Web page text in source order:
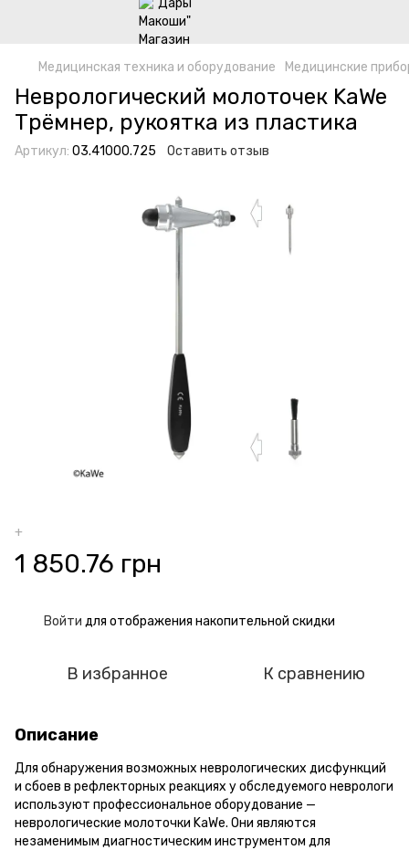
Медицинская техника и оборудование Медицинские
Неврологический молоточек KaWe
Tрёмнер, рукояткa из пластика
Артикул: 03.41000.725 Оставить отзыв
+
1 850.76 грн
Войти для отображения накопительной скидки
В избранное К сравнению
Описание
Для обнаружения возможных неврологических дисфункций
и сбоев в рефлекторных реакциях у обследуемого неврологи
используют профессиональное оборудование —
неврологические молоточки KaWe. Они являются
незаменимым диагностическим инструментом для